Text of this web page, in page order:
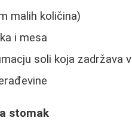
malih količina)
i mesa
soli koja zadržava
stomak